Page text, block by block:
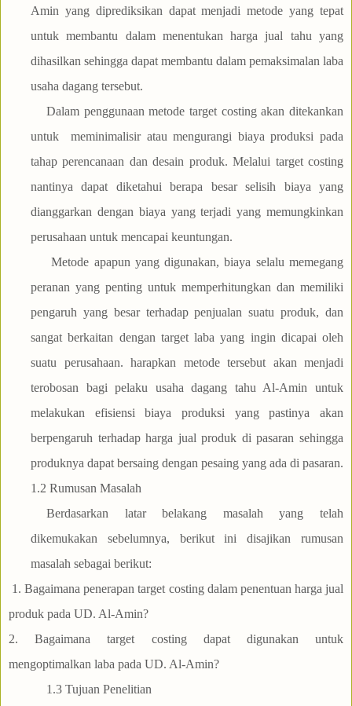
Amin yang diprediksikan dapat menjadi metode yang tepat
untuk membantu dalam menentukan harga jual tahu yang
dihasilkan sehingga dapat membantu dalam pemaksimalan laba
usaha dagang tersebut.
Dalam penggunaan metode target costing akan ditekankan
untuk meminimalisir atau mengurangi biaya produksi pada
tahap perencanaan dan desain produk. Melalui target costing
nantinya dapat diketahui berapa besar selisih biaya yang
dianggarkan dengan biaya yang terjadi yang memungkinkan
perusahaan untuk mencapai keuntungan.
Metode apapun yang digunakan, biaya selalu memegang
peranan yang penting untuk memperhitungkan dan memiliki
pengaruh yang besar terhadap penjualan suatu produk, dan
sangat berkaitan dengan target laba yang ingin dicapai oleh
suatu perusahaan. harapkan metode tersebut akan menjadi
terobosan bagi pelaku usaha dagang tahu Al-Amin untuk
melakukan efisiensi biaya produksi yang pastinya akan
berpengaruh terhadap harga jual produk di pasaran sehingga
produknya dapat bersaing dengan pesaing yang ada di pasaran.
1.2 Rumusan Masalah
Berdasarkan latar belakang masalah yang telah
dikemukakan sebelumnya, berikut ini disajikan rumusan
masalah sebagai berikut:
1. Bagaimana penerapan target costing dalam penentuan harga jual
produk pada UD. Al-Amin?
2. Bagaimana target costing dapat digunakan untuk
mengoptimalkan laba pada UD. Al-Amin?
1.3 Tujuan Penelitian